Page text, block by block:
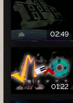
02:49
01:22